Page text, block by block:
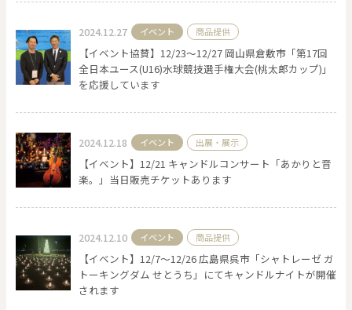
2024.12.27 イベント 商品提供
【イベント協賛】12/23〜12/27 岡山県倉敷市「第17回
全日本ユース(U16)水球競技選手権大会(桃太郎カップ)」
を応援しています
2024.12.18 イベント 出展・展示
【イベント】12/21 キャンドルコンサート「あかりと音
楽。」当日販売チケットあります
2024.12.10 イベント 商品提供
【イベント】12/7〜12/26 広島県呉市「シャトレーゼ ガ
トーキングダム せとうち」にてキャンドルナイトが開催
されます